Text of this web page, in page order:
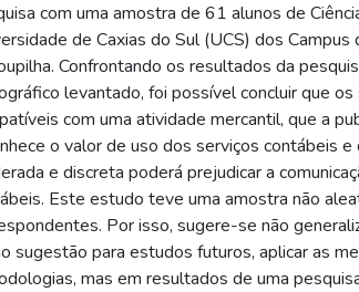
com uma amostra de 61 alunos de
de Caxias do Sul (UCS) dos
Confrontando os resultados da
levantado, foi possível concluir que
com uma atividade mercantil, que a
o valor de uso dos serviços contábeis e
e discreta poderá prejudicar a
Este estudo teve uma amostra não
Por isso, sugere-se não
sugestão para estudos futuros, aplicar as
mas em resultados de uma